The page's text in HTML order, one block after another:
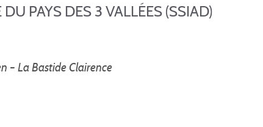
PAYS DES 3 VALLÉES (SSIAD)
– La Bastide Clairence